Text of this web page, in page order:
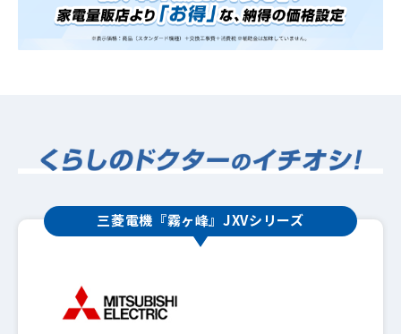
三菱電機『霧ヶ峰』JXVシリーズ